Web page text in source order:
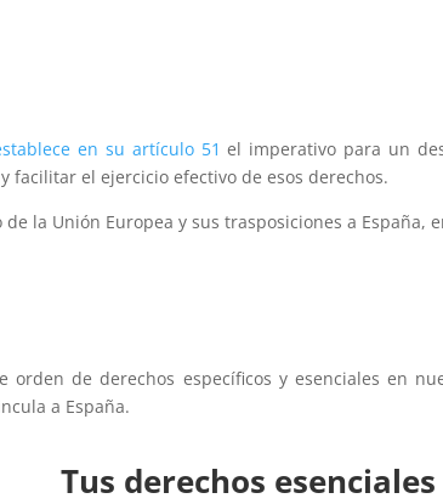
en su artículo 51 el imperativo para un
facilitar el ejercicio efectivo de esos derechos.
la Unión Europea y sus trasposiciones a
orden de derechos específicos y esenciales en
a España.
Tus derechos